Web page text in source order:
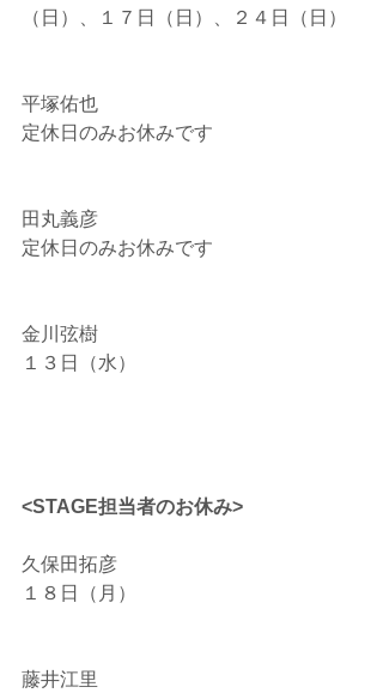
（日）、１７日（日）、２４日（日）
平塚佑也
定休日のみお休みです
田丸義彦
定休日のみお休みです
金川弦樹
１３日（水）
<STAGE担当者のお休み>
久保田拓彦
１８日（月）
藤井江里